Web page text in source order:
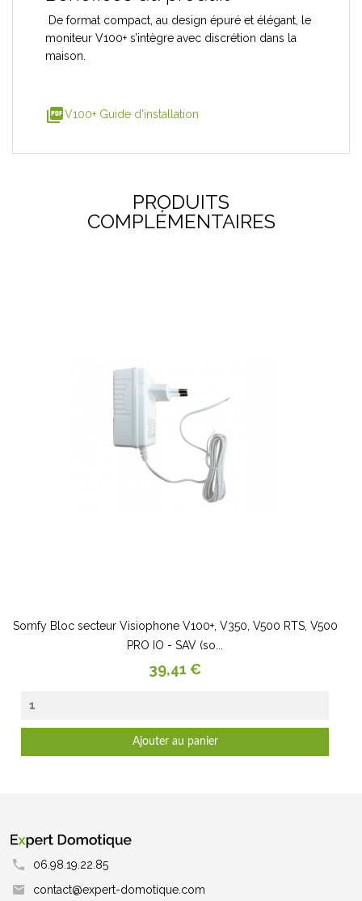
De format compact, au design épuré et élégant, le
moniteur V100+ s’intègre avec discrétion dans la
maison.
picture_as_pdfV100+ Guide d'installation
PRODUITS
COMPLÉMENTAIRES
Somfy Bloc secteur Visiophone V100+, V350, V500 RTS, V500
PRO IO - SAV (so...
Prix
39,41 €
Ajouter au panier
06.98.19.22.85
contact@expert-domotique.com